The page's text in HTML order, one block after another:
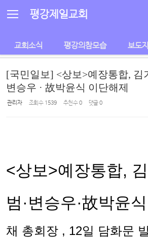
평강제일교회
교회소식 평강의참모습 보도
[국민일보] <상보>예장통합, 김
변승우 · 故박윤식 이단해제
관리자 조회 수 1539 추천 수0 댓글0
<상보>예장통합,
범·변승우·故박윤
채 총회장 , 12일 담화문